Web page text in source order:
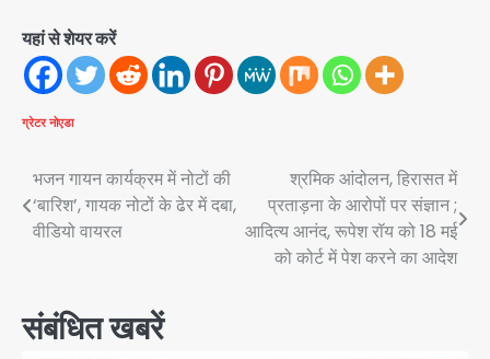
यहां से शेयर करें
ग्रेटर नोएडा
Post
navigation
भजन गायन कार्यक्रम में नोटों की
‘बारिश’, गायक नोटों के ढेर में दबा,
वीडियो वायरल
श्रमिक आंदोलन, हिरासत में
प्रताड़ना के आरोपों पर संज्ञान ;
आदित्य आनंद, रूपेश रॉय को 18 मई
को कोर्ट में पेश करने का आदेश
संबंधित खबरें